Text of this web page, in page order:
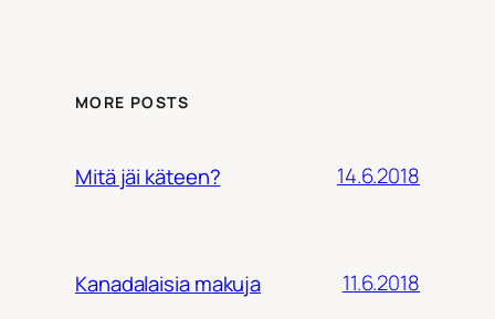
MORE POSTS
Mitä jäi käteen? 14.6.2018
Kanadalaisia makuja 11.6.2018